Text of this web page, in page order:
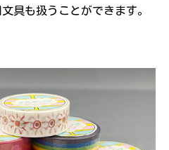
具も扱うことができます。